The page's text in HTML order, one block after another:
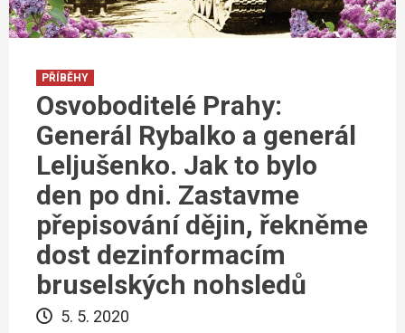
PŘÍBĚHY
Osvoboditelé Prahy:
Generál Rybalko a generál
Leljušenko. Jak to bylo
den po dni. Zastavme
přepisování dějin, řekněme
dost dezinformacím
bruselských nohsledů
5. 5. 2020